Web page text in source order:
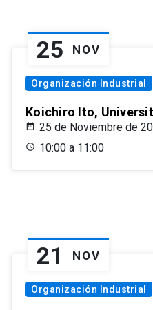
25 NOV
Organización Industrial
Koichiro Ito,
25 de Noviembre de
10:00 a 11:00
21 NOV
Organización Industrial